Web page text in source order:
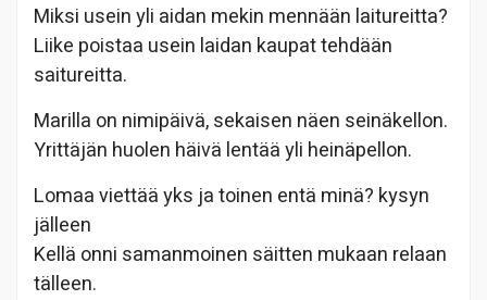
Miksi usein yli aidan mekin mennään laitureitta?
Liike poistaa usein laidan kaupat tehdään
saitureitta.
Marilla on nimipäivä, sekaisen näen seinäkellon.
Yrittäjän huolen häivä lentää yli heinäpellon.
Lomaa viettää yks ja toinen entä minä? kysyn
jälleen
Kellä onni samanmoinen säitten mukaan relaan
tälleen.